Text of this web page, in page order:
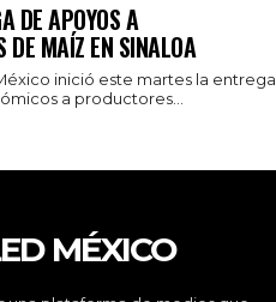
DE APOYOS A
DE MAÍZ EN SINALOA
inició este martes la entrega
a productores...
MÉXICO